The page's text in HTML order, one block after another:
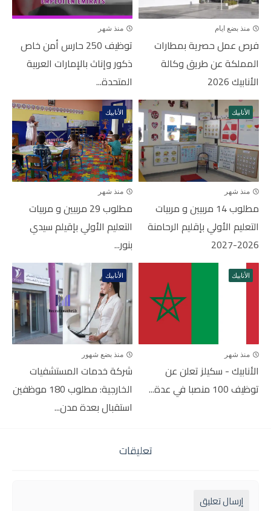
منذ بضع ايام
فرص عمل حصرية بمطارات
المملكة عن طريق وكالة
الأنابيك 2026
منذ شهر
توظيف 250 حارس أمن خاص
ذكور وإناث بالإمارات العربية
المتحدة...
الأنابيك
منذ شهر
مطلوب 14 مربيين و مربيات
التعليم الأولي بإقليم الرحامنة
2026-2027
الأنابيك
منذ شهر
مطلوب 29 مربيين و مربيات
التعليم الأولي بإقيلم سيدي
بنور...
الأنابيك
منذ شهر
الأنابيك - سكيلز تعلن عن
توظيف 100 منصبا في عدة...
الأنابيك
منذ بضع شهور
شركة خدمات المستشفيات
الخارجية: مطلوب 180 موظفين
استقبال بعدة مدن...
تعليقات
إرسال تعليق